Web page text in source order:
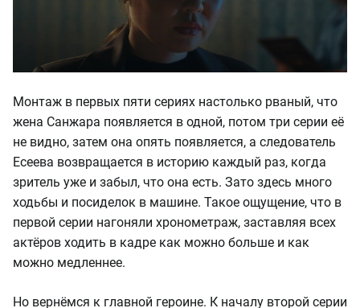
Монтаж в первых пяти сериях настолько рваный, что
жена Санжара появляется в одной, потом три серии её
не видно, затем она опять появляется, а следователь
Есеева возвращается в историю каждый раз, когда
зритель уже и забыл, что она есть. Зато здесь много
ходьбы и посиделок в машине. Такое ощущение, что в
первой серии нагоняли хронометраж, заставляя всех
актёров ходить в кадре как можно больше и как
можно медленнее.
Но вернёмся к главной героине. К началу второй серии